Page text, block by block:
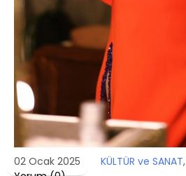
02 Ocak 2025 KÜLTÜR ve SANAT,